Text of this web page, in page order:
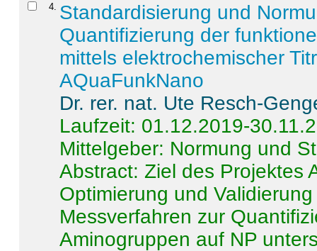
4 Standardisierung und
Quantifizierung der
mittels elektrochemischer
AQuaFunkNano
Dr. rer. nat. Ute Resch-
Laufzeit: 01.12.2019-
Mittelgeber: Normung und
Abstract:Ziel des Projektes
Optimierung und
Messverfahren zur
Aminogruppen auf NP